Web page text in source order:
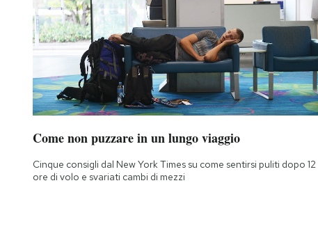
Come non puzzare in un lungo viaggio
Cinque consigli dal New York Times su come sentirsi puliti dopo 12
ore di volo e svariati cambi di mezzi